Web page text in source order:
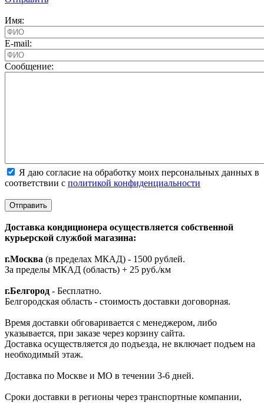
Имя:
E-mail:
Cообщение:
Я даю согласие на обработку моих персональных данных в
соответствии с политикой конфиденциальности
Доставка кондиционера осуществляется собственной
курьерской службой магазина:
г.Москва (в пределах МКАД) - 1500 рублей.
За пределы МКАД (область) + 25 руб./км
г.Белгород - Бесплатно.
Белгородская область - стоимость доставки договорная.
Время доставки обговаривается с менеджером, либо
указывается, при заказе через корзину сайта.
Доставка осуществляется до подъезда, не включает подъем на
необходимый этаж.
Доставка по Москве и МО в течении 3-6 дней.
Сроки доставки в регионы через транспортные компании,